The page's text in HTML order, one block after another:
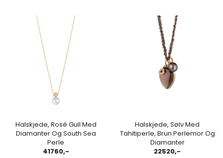
Halskjede, Rosé Gull Med
Diamanter Og South Sea
Perle
41760,-
Halskjede, Sølv Med
Tahitiperle, Brun Perlemor Og
Diamanter
22520,-